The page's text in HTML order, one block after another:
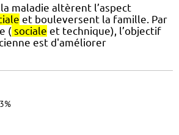
maladie altèrent l’aspect
et bouleversent la famille. Par
( sociale et technique), l’objectif
est d'améliorer